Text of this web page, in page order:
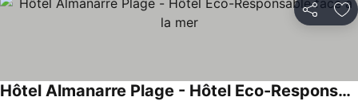
Partilhar
Hôtel Almanarre Plage - Hôtel Eco-Responsable face à la mer